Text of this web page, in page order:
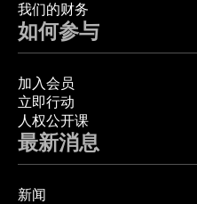
我们的财务
如何参与
加入会员
立即行动
人权公开课
最新消息
新闻